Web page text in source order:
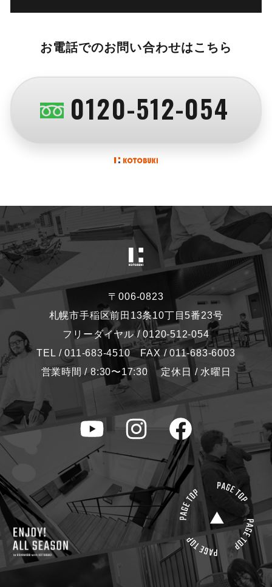
お電話でのお問い合わせはこちら
0120-512-054
〒006-0823
札幌市手稲区前田13条10丁目5番23号
フリーダイヤル / 0120-512-054
TEL / 011-683-4510 FAX / 011-683-6003
営業時間 / 8:30〜17:30 定休日 / 水曜日